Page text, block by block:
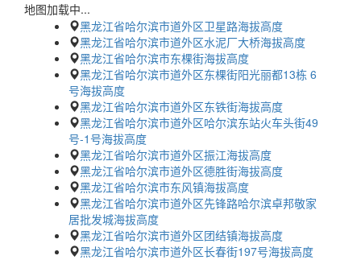
地图加载中...
黑龙江省哈尔滨市道外区卫星路海拔高度
黑龙江省哈尔滨市道外区水泥厂大桥海拔高度
黑龙江省哈尔滨市东棵街海拔高度
黑龙江省哈尔滨市道外区东棵街阳光丽都13栋 6
号海拔高度
黑龙江省哈尔滨市道外区东铁街海拔高度
黑龙江省哈尔滨市道外区哈尔滨东站火车头街49
号-1号海拔高度
黑龙江省哈尔滨市道外区振江海拔高度
黑龙江省哈尔滨市道外区德胜街海拔高度
黑龙江省哈尔滨市东风镇海拔高度
黑龙江省哈尔滨市道外区先锋路哈尔滨卓邦敬家
居批发城海拔高度
黑龙江省哈尔滨市道外区团结镇海拔高度
黑龙江省哈尔滨市道外区长春街197号海拔高度